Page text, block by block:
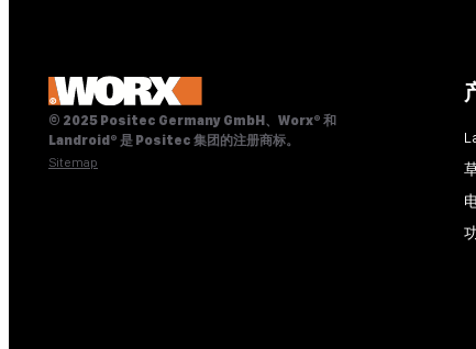
© 2025 Positec Germany GmbH、Worx® 和
Landroid® 是 Positec 集团的注册商标。
Sitemap